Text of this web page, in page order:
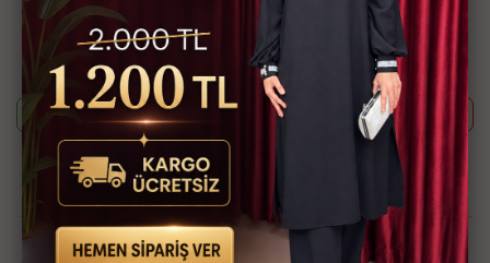
Bu ürünün siparişini sizin yerinize Müşteri Hizmetleri veya WhatsApp
ekibimizin oluşturmasını isterseniz yukarıda yazan Ürün Kodu'nu
aşağıdaki butonlara tıkladıktan sonra ekibimizle görüştüğünüzde
paylaşabilirsiniz.
Whatsapp ile Sipariş
Telefon ile Sipariş
Güvenli Alışveriş İmkanı
Hızlı Kargo İmkanı
Kredi Kartına Taksit
İmkanı Kapıda Ödeme İmkanı